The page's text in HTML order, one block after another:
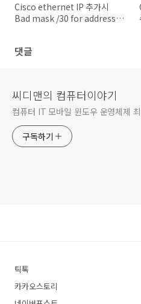
Cisco ethernet IP 추가시
Bad mask /30 for address
댓글
씨디맨의 컴퓨터이야기
컴퓨터 IT 모바일 윈도우 운영체제
구독하기
틱톡
카카오스토리